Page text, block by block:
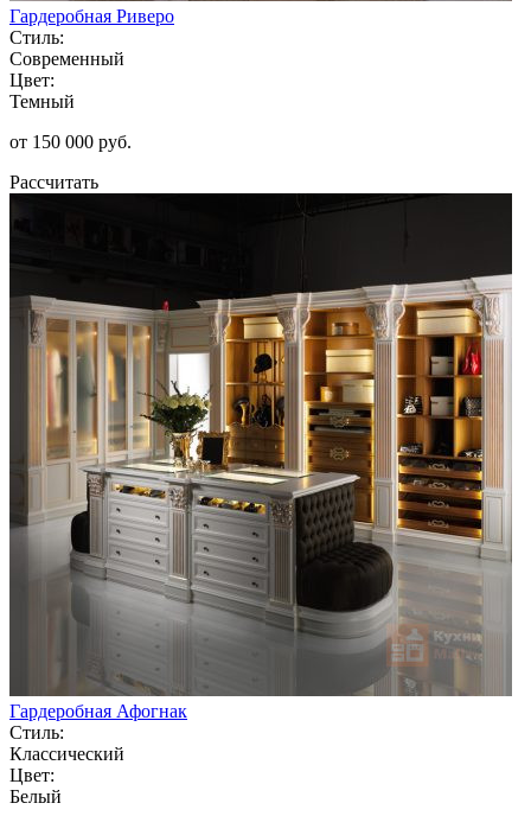
Гардеробная Риверо
Стиль:
Современный
Цвет:
Темный
от 150 000 руб.
Рассчитать
Гардеробная Афогнак
Стиль:
Классический
Цвет:
Белый